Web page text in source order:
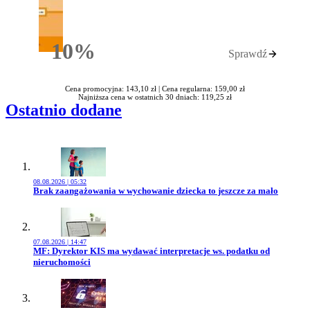
10%Rabatu Sprawdź
Cena promocyjna: 143,10 zł | Cena regularna: 159,00 zł
Najniższa cena w ostatnich 30 dniach: 119,25 zł
Ostatnio dodane
08.08.2026 | 05:32
Przejdź do artykułu:
Brak zaangażowania w wychowanie dziecka to jeszcze za mało
07.08.2026 | 14:47
Przejdź do artykułu:
MF: Dyrektor KIS ma wydawać interpretacje ws. podatku od
nieruchomości